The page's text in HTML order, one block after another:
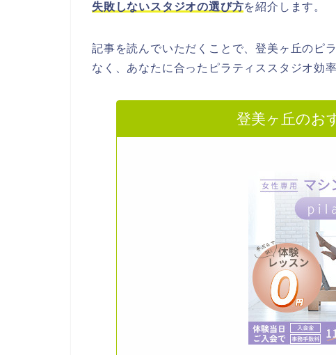
失敗しないスタジオの選び方を紹介します。
記事を読んでいただくことで、登美ヶ丘のピ
なく、あなたに合ったピラティススタジオ効
登美ヶ丘のお